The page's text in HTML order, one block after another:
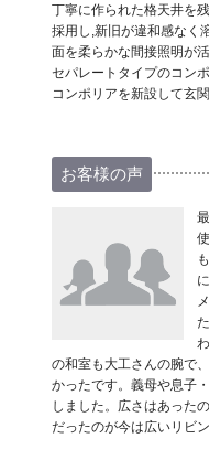
丁寧に作られた格天井を
採用し,新旧が違和感なく
面を柔らかな間接照明が
セパレートタイプのコン
コンポリアを新設して玄
お客様の声
の和室も大工さんの腕で
かったです。義母や息子
しました。広さはあった
だったのが今は広いリビ